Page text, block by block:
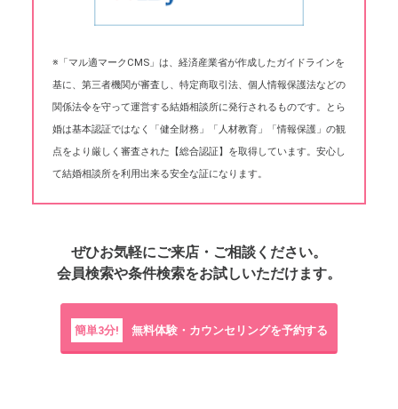
※「マル適マークCMS」は、経済産業省が作成したガイドラインを
基に、第三者機関が審査し、特定商取引法、個人情報保護法などの
関係法令を守って運営する結婚相談所に発行されるものです。とら
婚は基本認証ではなく「健全財務」「人材教育」「情報保護」の観
点をより厳しく審査された【総合認証】を取得しています。安心し
て結婚相談所を利用出来る安全な証になります。
ぜひお気軽にご来店・ご相談ください。
会員検索や条件検索をお試しいただけます。
簡単3分! 無料体験・カウンセリングを予約する